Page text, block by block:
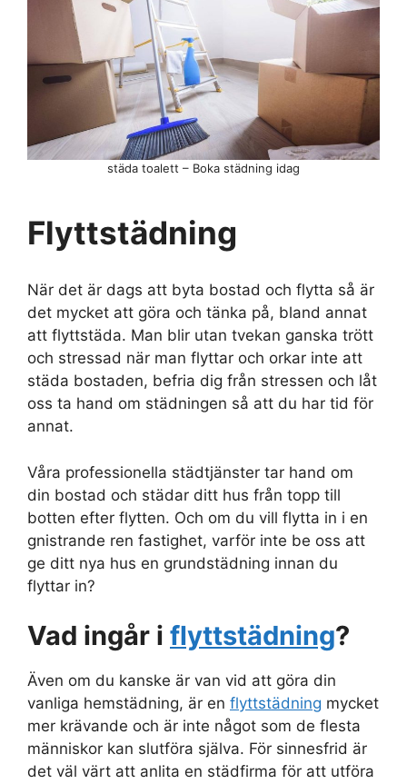
Flyttstädning
När det är dags att byta bostad och flytta så är
det mycket att göra och tänka på, bland annat
att flyttstäda. Man blir utan tvekan ganska trött
och stressad när man flyttar och orkar inte att
städa bostaden, befria dig från stressen och låt
oss ta hand om städningen så att du har tid för
annat.
Våra professionella städtjänster tar hand om
din bostad och städar ditt hus från topp till
botten efter flytten. Och om du vill flytta in i en
gnistrande ren fastighet, varför inte be oss att
ge ditt nya hus en grundstädning innan du
flyttar in?
Vad ingår i flyttstädning?
Även om du kanske är van vid att göra din
vanliga hemstädning, är en flyttstädning mycket
mer krävande och är inte något som de flesta
människor kan slutföra själva. För sinnesfrid är
det väl värt att anlita en städfirma för att utföra
städa toalett – Boka städning idag